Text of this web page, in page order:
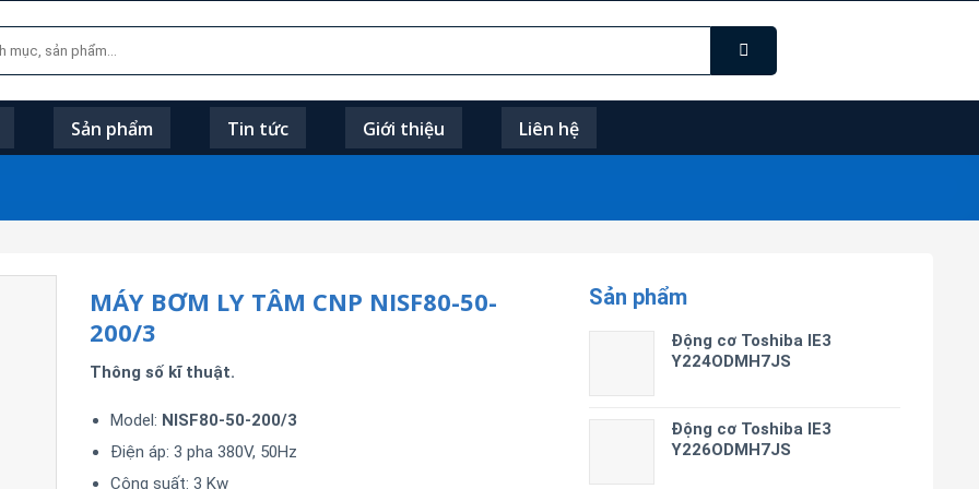
Sản phẩm Tin tức Giới thiệu Liên hệ
Sản phẩm
Động cơ Toshiba IE3
Y224ODMH7JS
Động cơ Toshiba IE3
Y226ODMH7JS
MÁY BƠM LY TÂM CNP NISF80-50-
200/3
Thông số kĩ thuật.
Model: NISF80-50-200/3
Điện áp: 3 pha 380V, 50Hz
Công suất: 3 Kw